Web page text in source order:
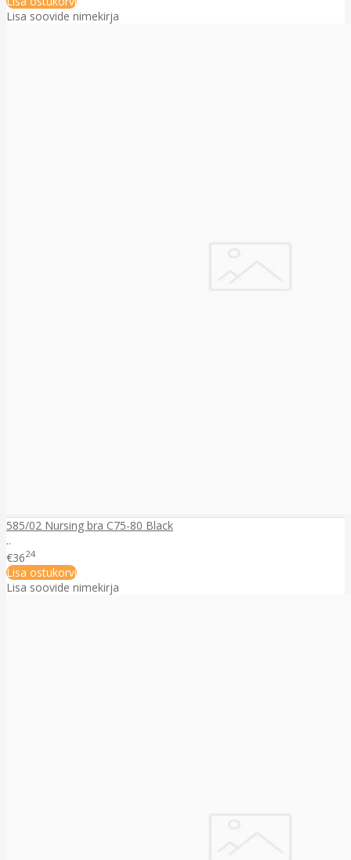
Lisa soovide nimekirja
585/02 Nursing bra C75-80 Black
..
€3624
Lisa ostukorvi
Lisa soovide nimekirja